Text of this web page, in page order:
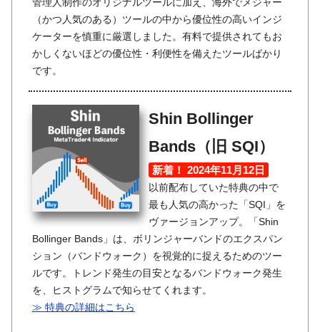
管理人制作のオリジナルツールに加え、海外でメジャー
（かつ人気のある）ツールの中から優位性の高いインジ
ケーターを慎重に厳選しました。有料で提供されてもお
かしくないほどの優位性・利便性を備えたツールばかり
です。
Shin Bollinger
Bands（旧 SQI）
新着！ 2024年11月12日
以前配布していた特典の中で
最も人気の高かった「SQI」を
ヴァージョンアップ。「Shin
Bollinger Bands」は、ボリンジャーバンドのエクスパン
ション（バンドウォーク）を視覚的に捉えるためのツー
ルです。トレンド発生の目安となるバンドウォーク発生
を、ヒストグラムで知らせてくれます。
≫ 特典の詳細はこちら